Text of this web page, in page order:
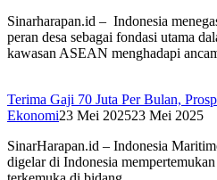
Sinarharapan.id – Indonesia
peran desa sebagai fondasi utama
kawasan ASEAN menghadapi
Terima Gaji 70 Juta Per Bulan,
Ekonomi23 Mei 202523 Mei 2025
SinarHarapan.id – Indonesia
digelar di Indonesia